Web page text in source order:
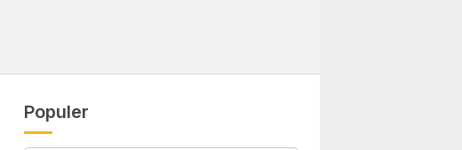
Populer